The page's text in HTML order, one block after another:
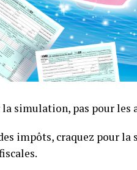
simulation, pas pour les
impôts, craquez pour